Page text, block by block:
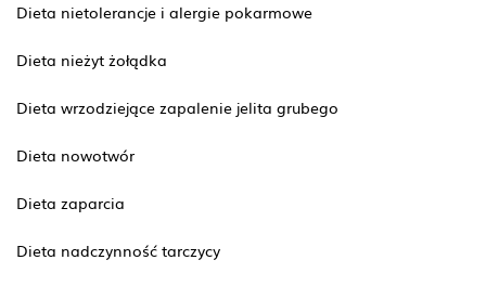
Dieta nietolerancje i alergie pokarmowe
Dieta nieżyt żołądka
Dieta wrzodziejące zapalenie jelita grubego
Dieta nowotwór
Dieta zaparcia
Dieta nadczynność tarczycy